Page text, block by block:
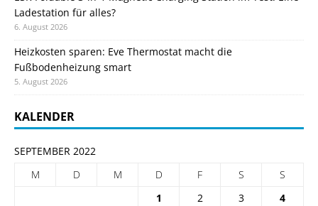
Ladestation für alles?
6. August 2026
Heizkosten sparen: Eve Thermostat macht die
Fußbodenheizung smart
5. August 2026
KALENDER
SEPTEMBER 2022
M
D M D F S
S
1
2 3
4